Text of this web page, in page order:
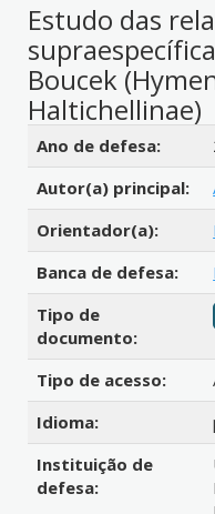
Estudo das
Boucek
Haltichellinae)
Detalhes bibliográficos
Ano de defesa:
Autor(a) principal:
Orientador(a):
Banca de defesa:
Tipo de
documento:
Tipo de acesso:
Idioma:
Instituição de
defesa: